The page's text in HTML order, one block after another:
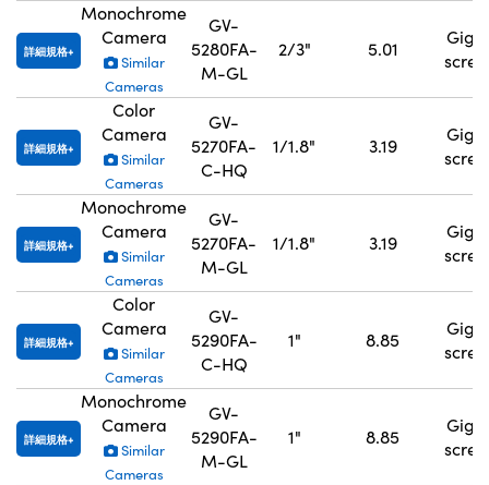
詳細規格
Monochrome
Camera
Similar
Cameras
GV-
5280FA-
M-GL
2/3" 5.01
GigE
詳細規格
Color
Camera
Similar
Cameras
GV-
5270FA-
C-HQ
1/1.8" 3.19
GigE
詳細規格
Monochrome
Camera
Similar
Cameras
GV-
5270FA-
M-GL
1/1.8" 3.19
GigE
詳細規格
Color
Camera
Similar
Cameras
GV-
5290FA-
C-HQ
1" 8.85
GigE
詳細規格
Monochrome
Camera
Similar
Cameras
GV-
5290FA-
M-GL
1" 8.85
GigE